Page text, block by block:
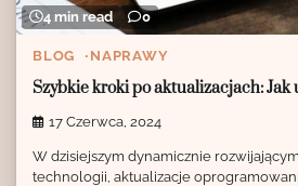
4 min read 0
BLOG NAPRAWY
Szybkie kroki po aktualizacjach: Jak
17 Czerwca, 2024
W dzisiejszym dynamicznie
technologii, aktualizacje